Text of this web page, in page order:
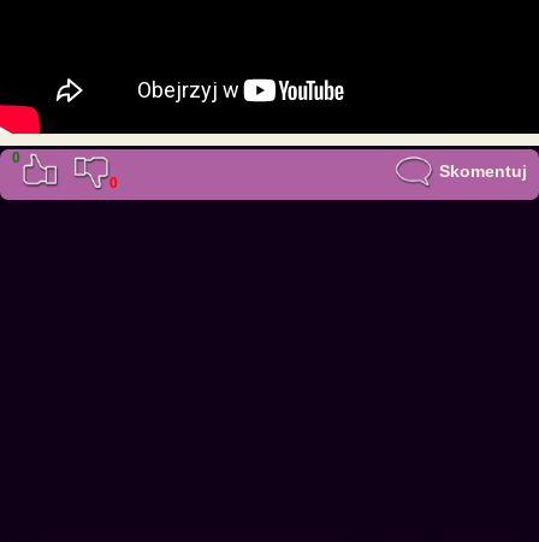
0
0
Skomentuj